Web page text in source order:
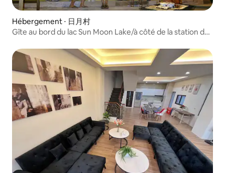
Hébergement ⋅ 日月村
Gîte au bord du lac Sun Moon Lake/à côté de la station de
Shao